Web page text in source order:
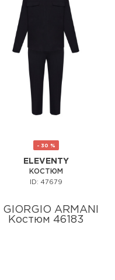
- 30 %
ELEVENTY
КОСТЮМ
ID: 47679